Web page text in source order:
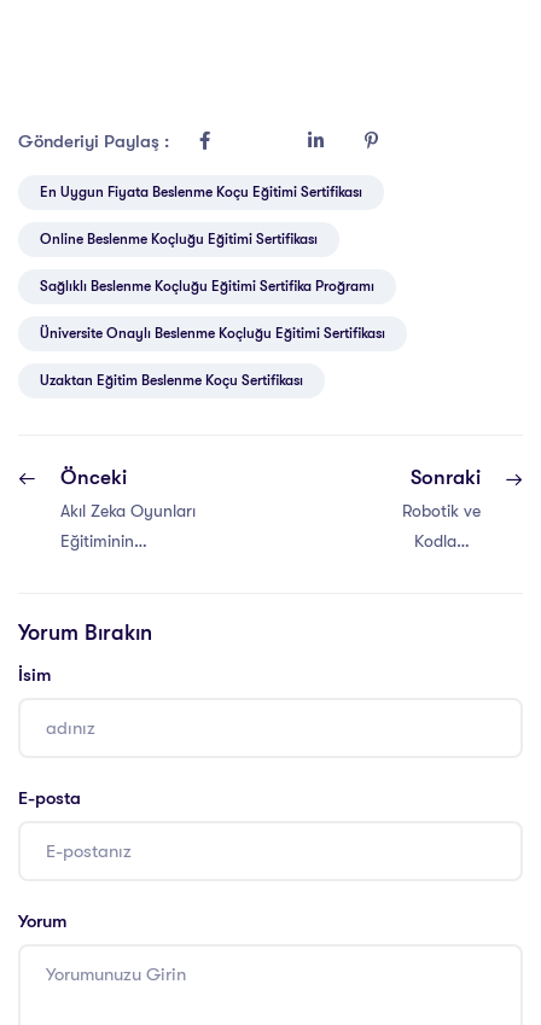
Gönderiyi Paylaş :
En Uygun Fiyata Beslenme Koçu Eğitimi Sertifikası
Online Beslenme Koçluğu Eğitimi Sertifikası
Sağlıklı Beslenme Koçluğu Eğitimi Sertifika Proğramı
Üniversite Onaylı Beslenme Koçluğu Eğitimi Sertifikası
Uzaktan Eğitim Beslenme Koçu Sertifikası
Önceki
Akıl Zeka Oyunları
Eğitiminin
Sonraki
Robotik ve
Kodlama
Yorum Bırakın
İsim
E-posta
Yorum